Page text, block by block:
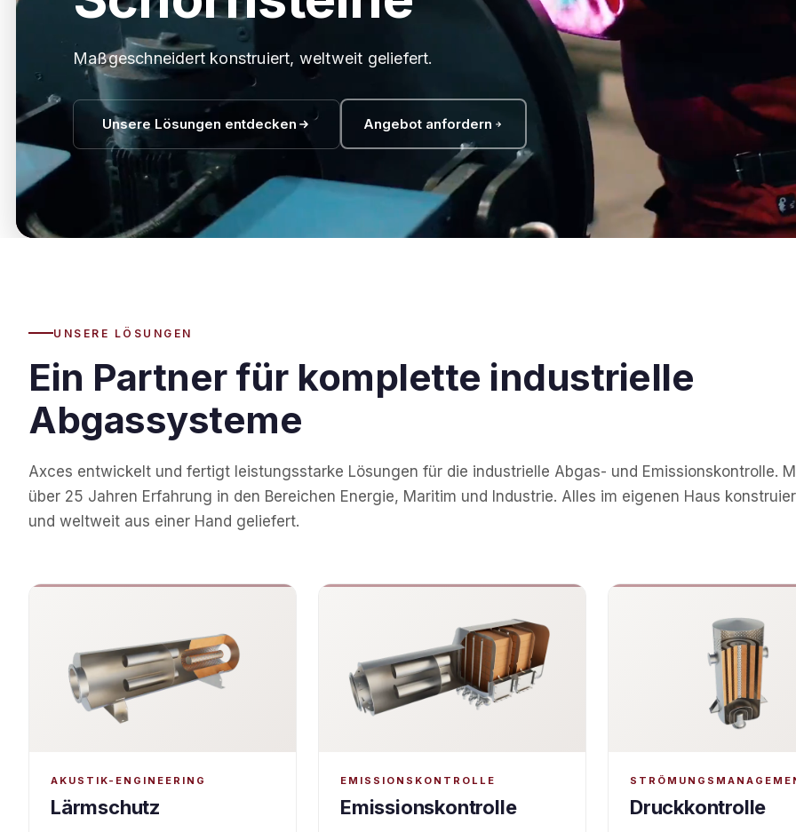
Maßgeschneidert konstruiert, weltweit geliefert.
Unsere Lösungen entdecken Angebot anfordern
UNSERE LÖSUNGEN
Ein Partner für komplette industrielle
Abgassysteme
Axces entwickelt und fertigt leistungsstarke Lösungen für die industrielle Abgas- und Emissionskontrolle.
über 25 Jahren Erfahrung in den Bereichen Energie, Maritim und Industrie. Alles im eigenen Haus
und weltweit aus einer Hand geliefert.
AKUSTIK-ENGINEERING
Lärmschutz
EMISSIONSKONTROLLE
Emissionskontrolle Druckkontrolle